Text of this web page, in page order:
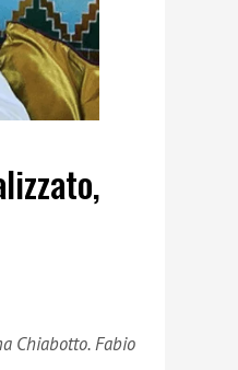
Chiabotto. Fabio